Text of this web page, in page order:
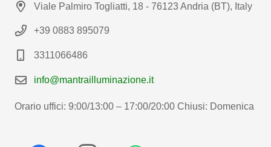
Viale Palmiro Togliatti, 18 - 76123 Andria (BT), Italy
+39 0883 895079
3311066486
info@mantrailluminazione.it
Orario uffici: 9:00/13:00 – 17:00/20:00 Chiusi: Domenica